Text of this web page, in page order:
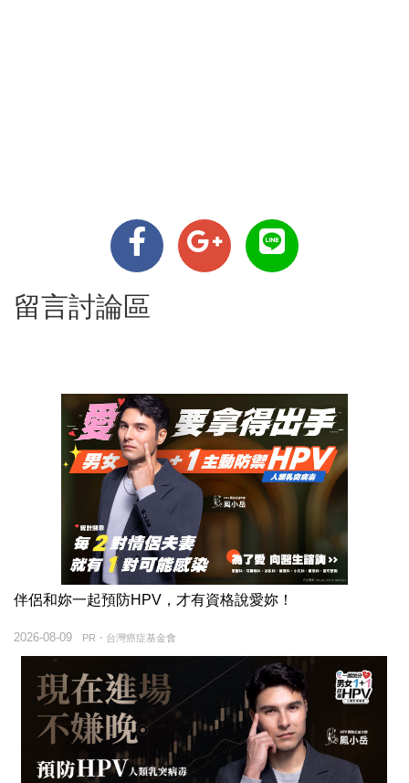
留言討論區
伴侶和妳一起預防HPV，才有資格說愛妳！
PR・台灣癌症基金會
2026-08-09